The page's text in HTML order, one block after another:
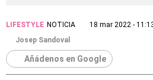
LIFESTYLE NOTICIA
18 mar 2022 -
Josep Sandoval
Añádenos en Google